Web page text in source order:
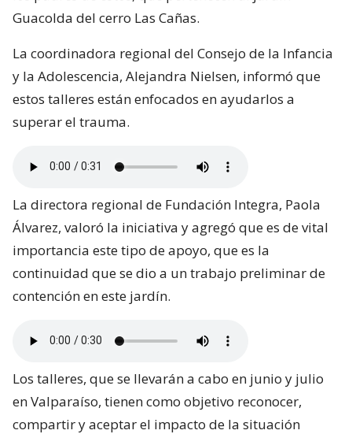
Guacolda del cerro Las Cañas.
La coordinadora regional del Consejo de la Infancia
y la Adolescencia, Alejandra Nielsen, informó que
estos talleres están enfocados en ayudarlos a
superar el trauma.
La directora regional de Fundación Integra, Paola
Álvarez, valoró la iniciativa y agregó que es de vital
importancia este tipo de apoyo, que es la
continuidad que se dio a un trabajo preliminar de
contención en este jardín.
Los talleres, que se llevarán a cabo en junio y julio
en Valparaíso, tienen como objetivo reconocer,
compartir y aceptar el impacto de la situación